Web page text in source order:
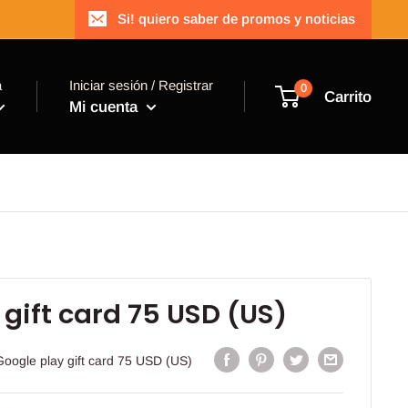
Si! quiero saber de promos y noticias
Iniciar sesión / Registrar
Mi cuenta
0 Carrito
card 75 USD (US)
play gift card 75 USD (US)